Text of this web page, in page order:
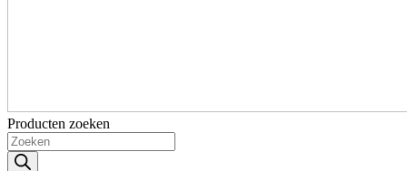
Producten zoeken